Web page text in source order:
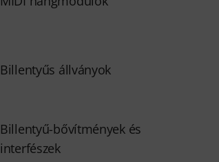
Billentyűs állványok
Billentyű-bővítmények és
interfészek